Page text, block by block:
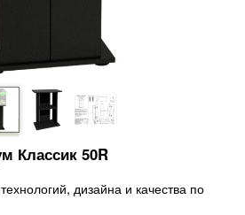
Классик 50R
дизайна и качества по